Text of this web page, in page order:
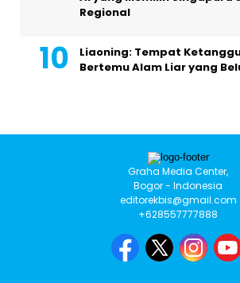
Regional
Liaoning: Tempat
Bertemu Alam Liar yang
Graha Media Center,
Bogor - Indonesia
editorekbis@gmail.com
+628557777888